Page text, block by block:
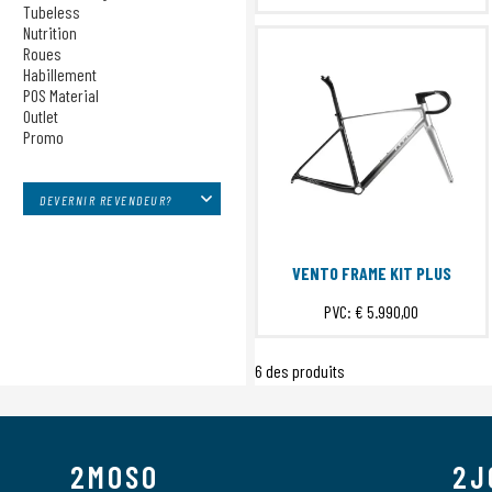
Nutrition
Habillement
POS Material
Tubeless
Nutrition
Roues
Habillement
POS Material
Outlet
Promo
DEVERNIR REVENDEUR?
VENTO FRAME KIT PLUS
PVC:€ 5.990,00
6 des produits
2MOSO